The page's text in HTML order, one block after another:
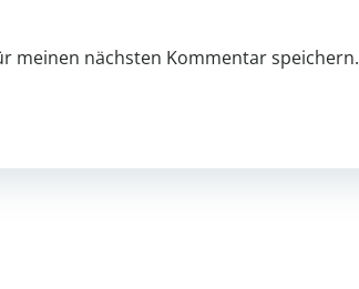
meinen nächsten Kommentar speichern.